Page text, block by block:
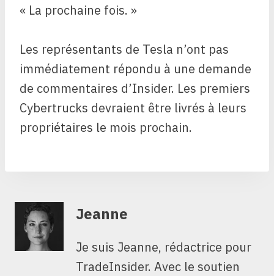
« La prochaine fois. »
Les représentants de Tesla n’ont pas
immédiatement répondu à une demande
de commentaires d’Insider. Les premiers
Cybertrucks devraient être livrés à leurs
propriétaires le mois prochain.
Jeanne
Je suis Jeanne, rédactrice pour
TradeInsider. Avec le soutien